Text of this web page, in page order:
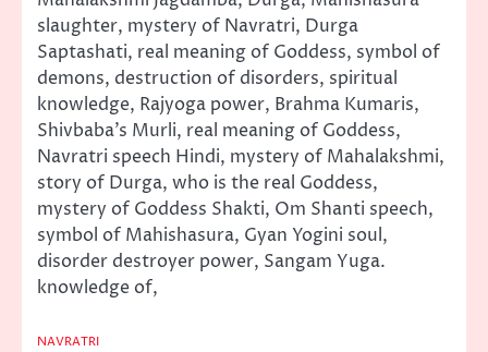
slaughter, mystery of Navratri, Durga
Saptashati, real meaning of Goddess, symbol of
demons, destruction of disorders, spiritual
knowledge, Rajyoga power, Brahma Kumaris,
Shivbaba’s Murli, real meaning of Goddess,
Navratri speech Hindi, mystery of Mahalakshmi,
story of Durga, who is the real Goddess,
mystery of Goddess Shakti, Om Shanti speech,
symbol of Mahishasura, Gyan Yogini soul,
disorder destroyer power, Sangam Yuga.
knowledge of,
NAVRATRI